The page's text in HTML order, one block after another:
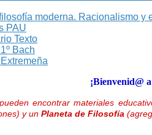
moderna. Racionalismo y
PAU
Texto
Bach
¡Bienvenid@
encontrar materiales
y un Planeta de Filosofía